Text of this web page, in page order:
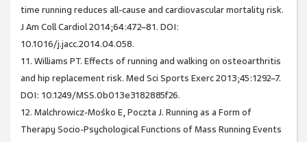
time running reduces all-cause and cardiovascular mortality risk.
J Am Coll Cardiol 2014;64:472–81. DOI:
10.1016/j.jacc.2014.04.058.
11. Williams PT. Effects of running and walking on osteoarthritis
and hip replacement risk. Med Sci Sports Exerc 2013;45:1292–7.
DOI: 10.1249/MSS.0b013e3182885f26.
12. Malchrowicz-Mośko E, Poczta J. Running as a Form of
Therapy Socio-Psychological Functions of Mass Running Events